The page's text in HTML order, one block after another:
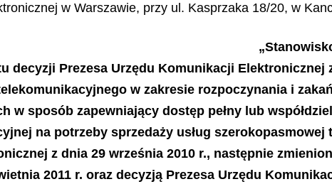
w Warszawie, przy ul. Kasprzaka 18/20, w
decyzji Prezesa Urzędu Komunikacji Elektronicznej
w zakresie rozpoczynania i
w sposób zapewniający dostęp pełny lub
na potrzeby sprzedaży usług
z dnia 29 września 2010 r., następnie
2011 r. oraz decyzją Prezesa Urzędu